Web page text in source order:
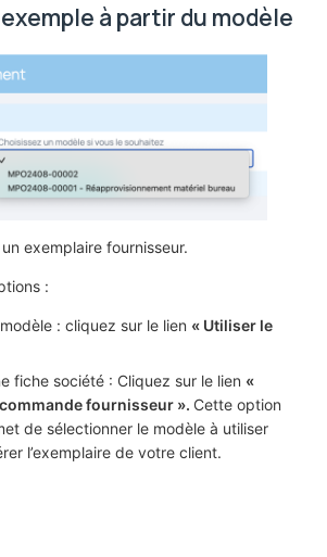
à partir du modèle
exemplaire fournisseur.
:
: cliquez sur le lien « Utiliser le
fiche société : Cliquez sur le lien «
fournisseur ». Cette option
de sélectionner le modèle à utiliser
l’exemplaire de votre client.